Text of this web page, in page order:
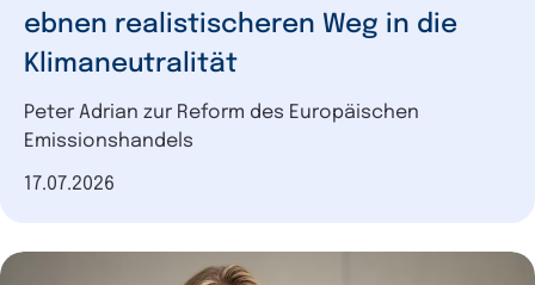
ebnen realistischeren Weg in die
Klimaneutralität
Peter Adrian zur Reform des Europäischen
Emissionshandels
Datum der Veröffentlichung
17.07.2026